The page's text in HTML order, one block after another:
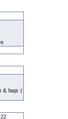
& faqs (